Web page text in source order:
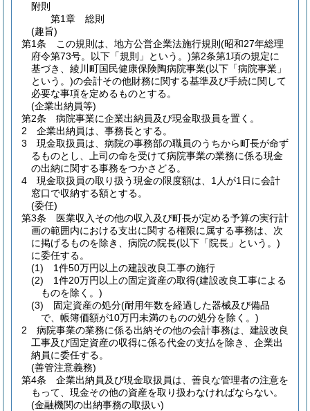
附則
第1章
総則
(趣旨)
第1条
この規則は、地方公営企業法施行規則 (昭和27年総理
府令第73号。以下「規則」という。)第2条第1項の規定に
基づき、綾川町国民健康保険陶病院事業(以下「病院事業」
という。)の会計その他財務に関する基準及び手続に関して
必要な事項を定めるものとする。
(企業出納員等)
第2条
病院事業に企業出納員及び現金取扱員を置く。
2
企業出納員は、事務長とする。
3
現金取扱員は、病院の事務部の職員のうちから町長が命ず
るものとし、上司の命を受けて病院事業の業務に係る現金
の出納に関する事務をつかさどる。
4
現金取扱員の取り扱う現金の限度額は、1人が1日に会計
窓口で収納する額とする。
(委任)
第3条
医業収入その他の収入及び町長が定める予算の実行計
画の範囲内における支出に関する権限に属する事務は、次
に掲げるものを除き、病院の院長(以下「院長」という。)
に委任する。
(1)
1件50万円以上の建設改良工事の施行
(2)
1件20万円以上の固定資産の取得(建設改良工事による
ものを除く。)
(3)
固定資産の処分(耐用年数を経過した器械及び備品
で、帳簿価額が10万円未満のものの処分を除く。)
2
病院事業の業務に係る出納その他の会計事務は、建設改良
工事及び固定資産の収得に係る代金の支払を除き、企業出
納員に委任する。
(善管注意義務)
第4条
企業出納員及び現金取扱員は、善良な管理者の注意を
もって、現金その他の資産を取り扱わなければならない。
(金融機関の出納事務の取扱い)